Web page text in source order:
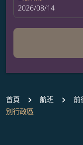
fc-booking-
2026/08/14
首頁 航班 前
別行政區